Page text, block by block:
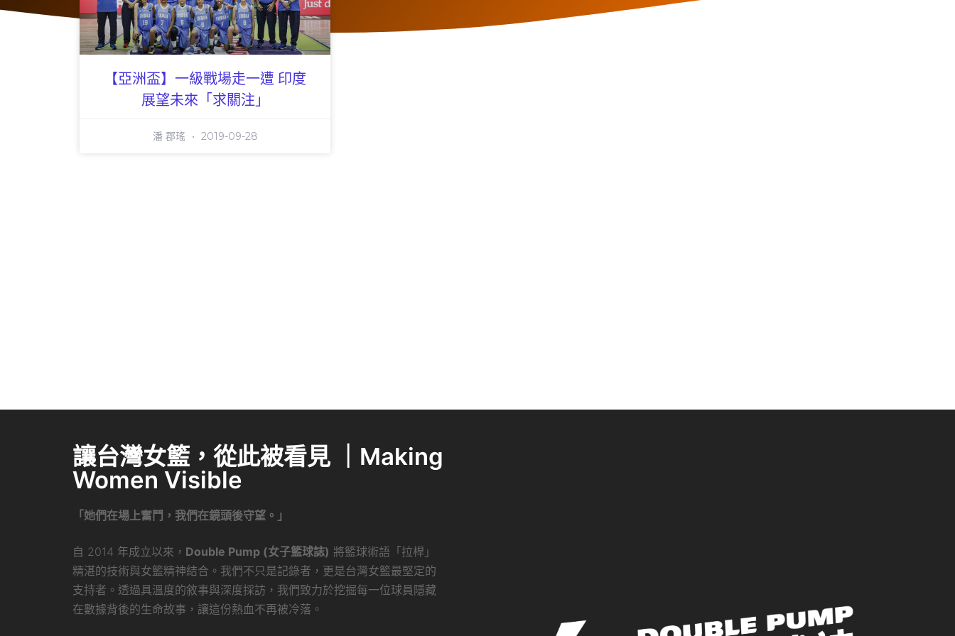
【亞洲盃】一級戰場走一遭 印度
展望未來「求關注」
潘 郡瑤 2019-09-28
讓台灣女籃，從此被看見 ｜Making
Women Visible
「她們在場上奮鬥，我們在鏡頭後守望。」
自 2014 年成立以來， Double Pump (女子籃球誌) 將籃球術語「拉桿」
精湛的技術與女籃精神結合。我們不只是記錄者，更是台灣女籃最堅定的
支持者。透過具溫度的敘事與深度採訪，我們致力於挖掘每一位球員隱藏
在數據背後的生命故事，讓這份熱血不再被冷落。